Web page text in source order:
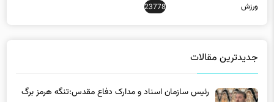
ورزش 23778
جدیدترین مقالات
رئیس سازمان اسناد و مدارک دفاع مقدس:تنگه هرمز برگ